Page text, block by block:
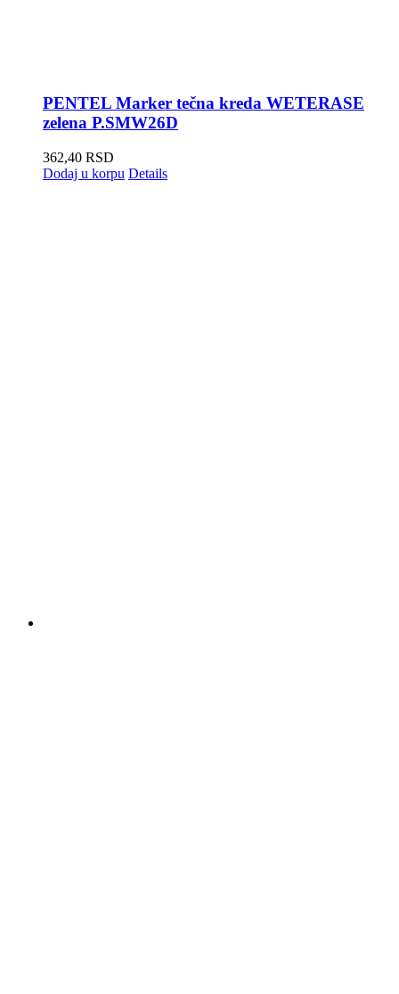
PENTEL Marker tečna kreda WETERASE
zelena P.SMW26D
362,40 RSD
Dodaj u korpu Details